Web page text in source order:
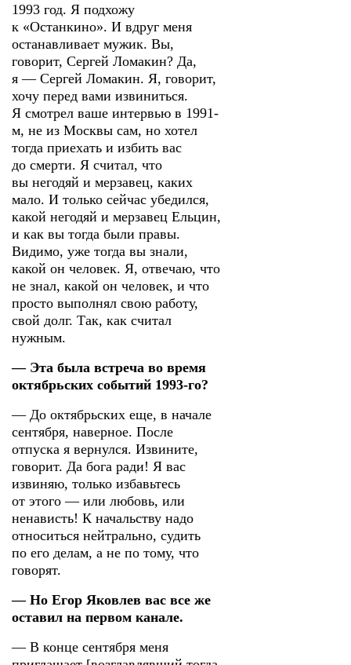
1993 год. Я подхожу
к «Останкино». И вдруг меня
останавливает мужик. Вы,
говорит, Сергей Ломакин? Да,
я — Сергей Ломакин. Я, говорит,
хочу перед вами извиниться.
Я смотрел ваше интервью в 1991-
м, не из Москвы сам, но хотел
тогда приехать и избить вас
до смерти. Я считал, что
вы негодяй и мерзавец, каких
мало. И только сейчас убедился,
какой негодяй и мерзавец Ельцин,
и как вы тогда были правы.
Видимо, уже тогда вы знали,
какой он человек. Я, отвечаю, что
не знал, какой он человек, и что
просто выполнял свою работу,
свой долг. Так, как считал
нужным.
— Эта была встреча во время
октябрьских событий 1993-го?
— До октябрьских еще, в начале
сентября, наверное. После
отпуска я вернулся. Извините,
говорит. Да бога ради! Я вас
извиняю, только избавьтесь
от этого — или любовь, или
ненависть! К начальству надо
относиться нейтрально, судить
по его делам, а не по тому, что
говорят.
— Но Егор Яковлев вас все же
оставил на первом канале.
— В конце сентября меня